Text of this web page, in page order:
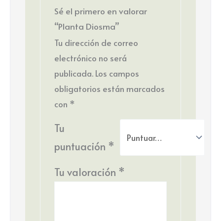
Sé el primero en valorar
“Planta Diosma”
Tu dirección de correo
electrónico no será
publicada. Los campos
obligatorios están marcados
con *
Tu
puntuación *
Tu valoración *